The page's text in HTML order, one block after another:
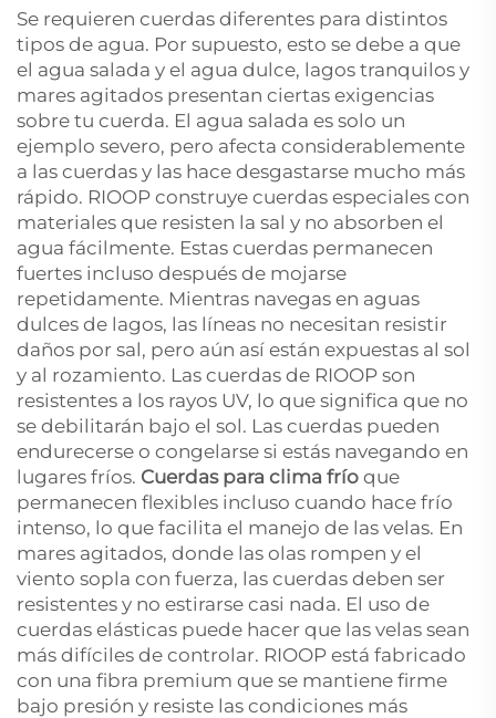
Se requieren cuerdas diferentes para distintos
tipos de agua. Por supuesto, esto se debe a que
el agua salada y el agua dulce, lagos tranquilos y
mares agitados presentan ciertas exigencias
sobre tu cuerda. El agua salada es solo un
ejemplo severo, pero afecta considerablemente
a las cuerdas y las hace desgastarse mucho más
rápido. RIOOP construye cuerdas especiales con
materiales que resisten la sal y no absorben el
agua fácilmente. Estas cuerdas permanecen
fuertes incluso después de mojarse
repetidamente. Mientras navegas en aguas
dulces de lagos, las líneas no necesitan resistir
daños por sal, pero aún así están expuestas al sol
y al rozamiento. Las cuerdas de RIOOP son
resistentes a los rayos UV, lo que significa que no
se debilitarán bajo el sol. Las cuerdas pueden
endurecerse o congelarse si estás navegando en
lugares fríos. Cuerdas para clima frío que
permanecen flexibles incluso cuando hace frío
intenso, lo que facilita el manejo de las velas. En
mares agitados, donde las olas rompen y el
viento sopla con fuerza, las cuerdas deben ser
resistentes y no estirarse casi nada. El uso de
cuerdas elásticas puede hacer que las velas sean
más difíciles de controlar. RIOOP está fabricado
con una fibra premium que se mantiene firme
bajo presión y resiste las condiciones más